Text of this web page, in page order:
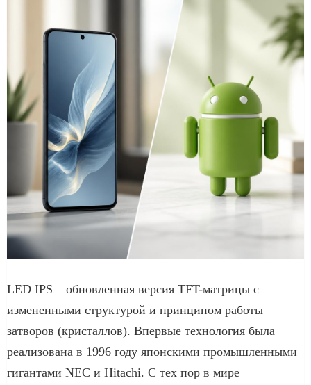
LED IPS – обновленная версия TFT-матрицы с
измененными структурой и принципом работы
затворов (кристаллов). Впервые технология была
реализована в 1996 году японскими промышленными
гигантами NEC и Hitachi. С тех пор в мире